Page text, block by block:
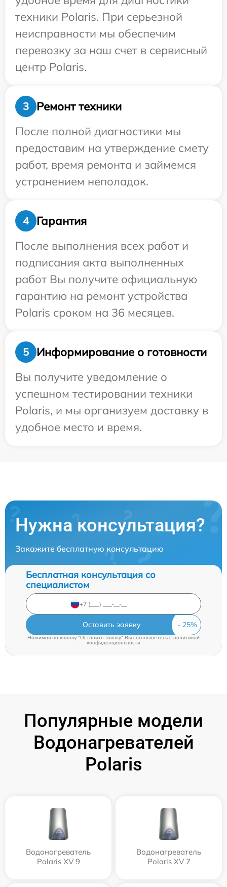
техники Polaris. При серьезной
неисправности мы обеспечим
перевозку за наш счет в сервисный
центр Polaris.
3
Ремонт техники
После полной диагностики мы
предоставим на утверждение смету
работ, время ремонта и займемся
устранением неполадок.
4
Гарантия
После выполнения всех работ и
подписания акта выполненных
работ Вы получите официальную
гарантию на ремонт устройства
Polaris сроком на 36 месяцев.
5
Информирование о готовности
Вы получите уведомление о
успешном тестировании техники
Polaris, и мы организуем доставку в
удобное место и время.
Нужна консультация?
Закажите бесплатную консультацию
Бесплатная консультация со
специалистом
Оставить заявку
Нажимая на кнопку "Оставить заявку" Вы соглашаетесь cполитикой
конфиденциальности
Популярные модели
Водонагревателей
Polaris
Водонагреватель
Polaris XV 9
Водонагреватель
Polaris XV 7